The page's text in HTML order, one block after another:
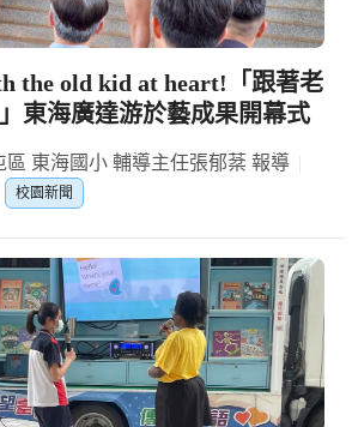
the old kid at heart!「跟著老
東海廣達游於藝成果開幕式
區 東海國小 輔導主任張郁棻 報導
校園新聞